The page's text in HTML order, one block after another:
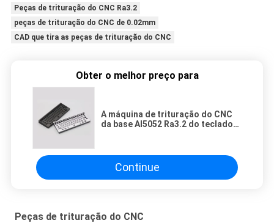
Peças de trituração do CNC Ra3.2
peças de trituração do CNC de 0.02mm
CAD que tira as peças de trituração do CNC
Obter o melhor preço para
A máquina de trituração do CNC
da base Al5052 Ra3.2 do teclado
Continue
Peças de trituração do CNC